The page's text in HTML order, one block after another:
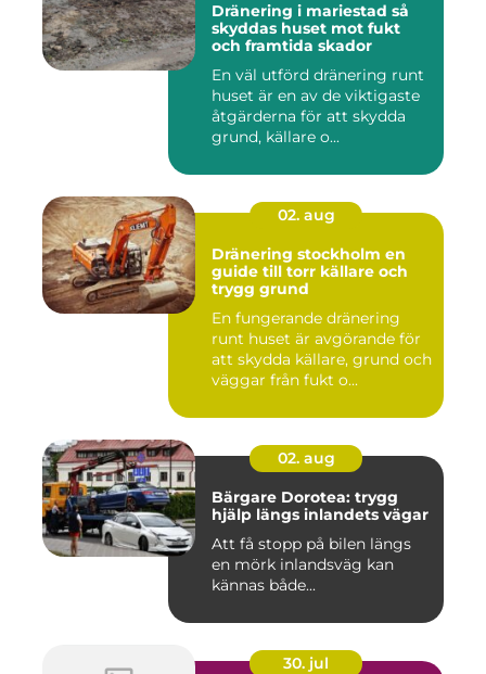
Dränering i mariestad så
skyddas huset mot fukt
och framtida skador
En väl utförd dränering runt
huset är en av de viktigaste
åtgärderna för att skydda
grund, källare o...
02. aug
Dränering stockholm en
guide till torr källare och
trygg grund
En fungerande dränering
runt huset är avgörande för
att skydda källare, grund och
väggar från fukt o...
02. aug
Bärgare Dorotea: trygg
hjälp längs inlandets vägar
Att få stopp på bilen längs
en mörk inlandsväg kan
kännas både...
30. jul